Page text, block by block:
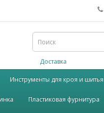
Доставка
Инструменты для кроя и шитья
Пластиковая фурнитура